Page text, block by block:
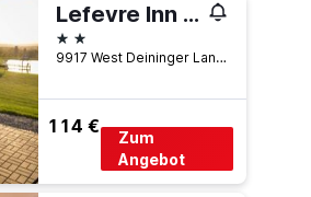
Lefevre Inn and Resort
2 Sterne
9917 West Deininger Lane, Galena, IL, USA
114 €
Zum
Angebot